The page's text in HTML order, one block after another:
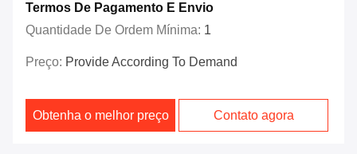
Termos De Pagamento E Envio
Quantidade De Ordem Mínima: 1
Preço: Provide According To Demand
Obtenha o melhor preço Contato agora